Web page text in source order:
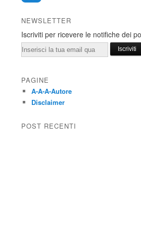
NEWSLETTER
Iscriviti per ricevere le notifiche dei
Email
PAGINE
A-A-A-Autore
Disclaimer
POST RECENTI